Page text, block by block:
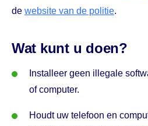
de website van de politie.
Wat kunt u doen?
Installeer geen illegale
of computer.
Houdt uw telefoon en